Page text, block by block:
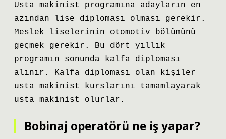
Usta makinist programına adayların en
azından lise diploması olması gerekir.
Meslek liselerinin otomotiv bölümünü
geçmek gerekir. Bu dört yıllık
programın sonunda kalfa diploması
alınır. Kalfa diploması olan kişiler
usta makinist kurslarını tamamlayarak
usta makinist olurlar.
Bobinaj operatörü ne iş yapar?